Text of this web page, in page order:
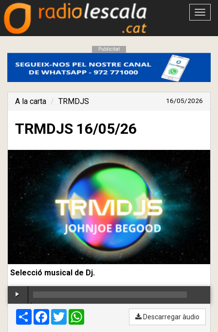
Obrir
Publicitat
A la carta TRMDJS 16/05/2026
TRMDJS 16/05/26
Selecció musical de Dj.
00:00/ 00:00
CompartirFacebook
Twitter Descarregar àudio